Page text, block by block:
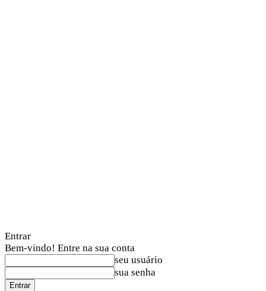
Entrar
Bem-vindo! Entre na sua conta
seu usuário
sua senha